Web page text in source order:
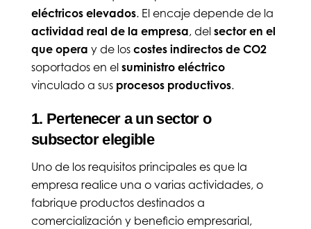
eléctricos elevados. El encaje depende de la
actividad real de la empresa, del sector en el
que opera y de los costes indirectos de CO2
soportados en el suministro eléctrico
vinculado a sus procesos productivos.
1. Pertenecer a un sector o
subsector elegible
Uno de los requisitos principales es que la
empresa realice una o varias actividades, o
fabrique productos destinados a
comercialización y beneficio empresarial,